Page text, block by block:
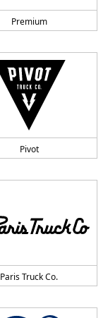
Premium
Pivot
Paris Truck Co.